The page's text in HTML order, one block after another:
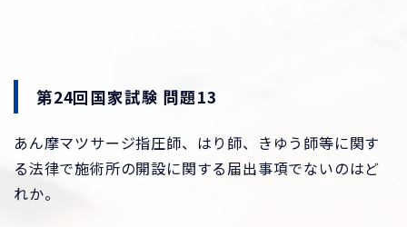
第24回国家試験 問題13
あん摩マツサージ指圧師、はり師、きゆう師等に関す
る法律で施術所の開設に関する届出事項でないのはど
れか。